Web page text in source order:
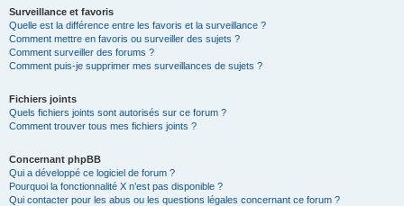
Surveillance et favoris
Quelle est la différence entre les favoris et la surveillance ?
Comment mettre en favoris ou surveiller des sujets ?
Comment surveiller des forums ?
Comment puis-je supprimer mes surveillances de sujets ?
Fichiers joints
Quels fichiers joints sont autorisés sur ce forum ?
Comment trouver tous mes fichiers joints ?
Concernant phpBB
Qui a développé ce logiciel de forum ?
Pourquoi la fonctionnalité X n’est pas disponible ?
Qui contacter pour les abus ou les questions légales concernant ce forum ?